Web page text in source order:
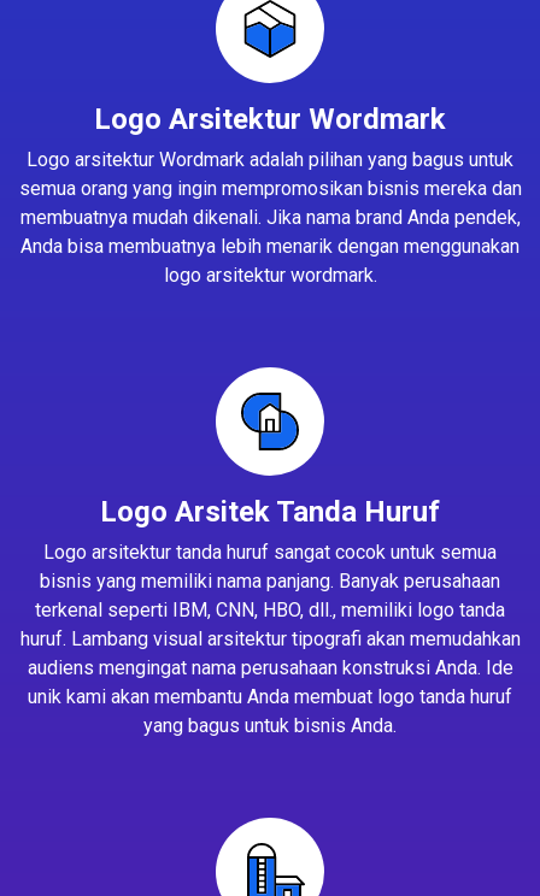
Logo Arsitektur Wordmark
Logo arsitektur Wordmark adalah pilihan yang bagus untuk
semua orang yang ingin mempromosikan bisnis mereka dan
membuatnya mudah dikenali. Jika nama brand Anda pendek,
Anda bisa membuatnya lebih menarik dengan menggunakan
logo arsitektur wordmark.
Logo Arsitek Tanda Huruf
Logo arsitektur tanda huruf sangat cocok untuk semua
bisnis yang memiliki nama panjang. Banyak perusahaan
terkenal seperti IBM, CNN, HBO, dll., memiliki logo tanda
huruf. Lambang visual arsitektur tipografi akan memudahkan
audiens mengingat nama perusahaan konstruksi Anda. Ide
unik kami akan membantu Anda membuat logo tanda huruf
yang bagus untuk bisnis Anda.